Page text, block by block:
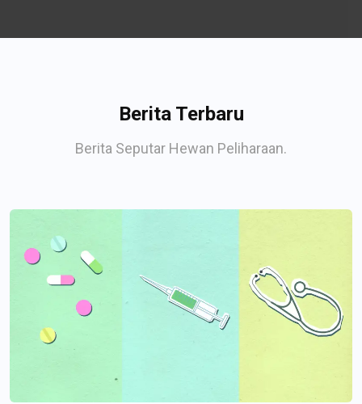
Berita Terbaru
Berita Seputar Hewan Peliharaan.